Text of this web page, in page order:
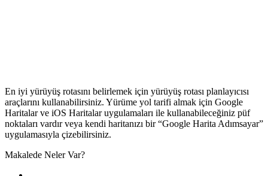
En iyi yürüyüş rotasını belirlemek için yürüyüş rotası planlayıcısı
araçlarını kullanabilirsiniz. Yürüme yol tarifi almak için Google
Haritalar ve iOS Haritalar uygulamaları ile kullanabileceğiniz püf
noktaları vardır veya kendi haritanızı bir “Google Harita Adımsayar”
uygulamasıyla çizebilirsiniz.
Makalede Neler Var?